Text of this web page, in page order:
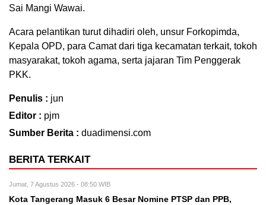
Sai Mangi Wawai.
Acara pelantikan turut dihadiri oleh, unsur Forkopimda,
Kepala OPD, para Camat dari tiga kecamatan terkait, tokoh
masyarakat, tokoh agama, serta jajaran Tim Penggerak
PKK.
Penulis : jun
Editor : pjm
Sumber Berita : duadimensi.com
BERITA TERKAIT
Jumat, 7 Agustus 2026 - 08:50 WIB
Kota Tangerang Masuk 6 Besar Nomine PTSP dan PPB,